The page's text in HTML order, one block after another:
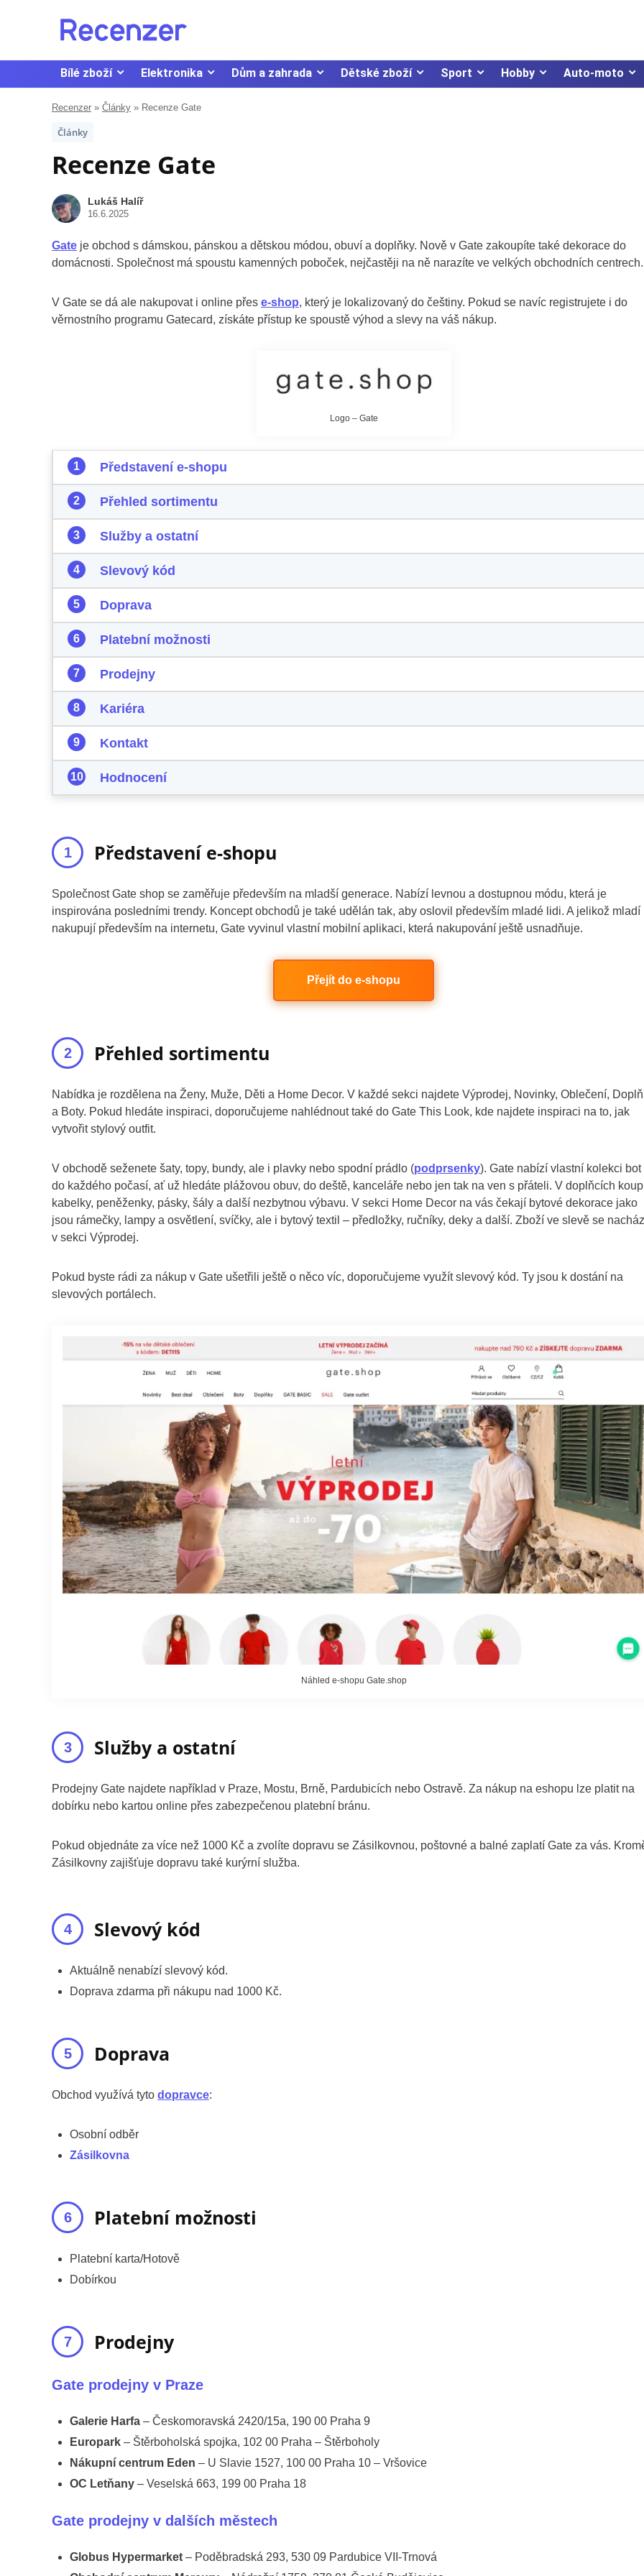
Bílé zboží Elektronika Dům a zahrada Dětské zboží Sport Hobby Auto-moto
Recenzer » Články » Recenze Gate
Články
Recenze Gate
Lukáš Halíř
16.6.2025
Gate je obchod s dámskou, pánskou a dětskou módou, obuví a doplňky. Nově v Gate zakoupíte také dekorace do
domácnosti. Společnost má spoustu kamenných poboček, nejčastěji na ně narazíte ve velkých obchodních centrech.
V Gate se dá ale nakupovat i online přes e-shop, který je lokalizovaný do češtiny. Pokud se navíc registrujete i do
věrnostního programu Gatecard, získáte přístup ke spoustě výhod a slevy na váš nákup.
Logo – Gate
Představení e-shopu
Přehled sortimentu
Služby a ostatní
Slevový kód
Doprava
Platební možnosti
Prodejny
Kariéra
Kontakt
Hodnocení
Představení e-shopu
Společnost Gate shop se zaměřuje především na mladší generace. Nabízí levnou a dostupnou módu, která je
inspirována posledními trendy. Koncept obchodů je také udělán tak, aby oslovil především mladé lidi. A jelikož mladí
nakupují především na internetu, Gate vyvinul vlastní mobilní aplikaci, která nakupování ještě usnadňuje.
Přejít do e-shopu
Přehled sortimentu
Nabídka je rozdělena na Ženy, Muže, Děti a Home Decor. V každé sekci najdete Výprodej, Novinky, Oblečení,
a Boty. Pokud hledáte inspiraci, doporučujeme nahlédnout také do Gate This Look, kde najdete inspiraci na to, jak
vytvořit stylový outfit.
V obchodě seženete šaty, topy, bundy, ale i plavky nebo spodní prádlo (podprsenky). Gate nabízí vlastní kolekci bot
do každého počasí, ať už hledáte plážovou obuv, do deště, kanceláře nebo jen tak na ven s přáteli. V doplňcích
kabelky, peněženky, pásky, šály a další nezbytnou výbavu. V sekci Home Decor na vás čekají bytové dekorace jako
jsou rámečky, lampy a osvětlení, svíčky, ale i bytový textil – předložky, ručníky, deky a další. Zboží ve slevě se
v sekci Výprodej.
Pokud byste rádi za nákup v Gate ušetřili ještě o něco víc, doporučujeme využít slevový kód. Ty jsou k dostání na
slevových portálech.
Náhled e-shopu Gate.shop
Služby a ostatní
Prodejny Gate najdete například v Praze, Mostu, Brně, Pardubicích nebo Ostravě. Za nákup na eshopu lze platit na
dobírku nebo kartou online přes zabezpečenou platební bránu.
Pokud objednáte za více než 1000 Kč a zvolíte dopravu se Zásilkovnou, poštovné a balné zaplatí Gate za vás.
Zásilkovny zajišťuje dopravu také kurýrní služba.
Slevový kód
Aktuálně nenabízí slevový kód.
Doprava zdarma při nákupu nad 1000 Kč.
Doprava
Obchod využívá tyto dopravce:
Osobní odběr
Zásilkovna
Platební možnosti
Platební karta/Hotově
Dobírkou
Prodejny
Gate prodejny v Praze
Galerie Harfa – Českomoravská 2420/15a, 190 00 Praha 9
Europark – Štěrboholská spojka, 102 00 Praha – Štěrboholy
Nákupní centrum Eden – U Slavie 1527, 100 00 Praha 10 – Vršovice
OC Letňany – Veselská 663, 199 00 Praha 18
Gate prodejny v dalších městech
Globus Hypermarket – Poděbradská 293, 530 09 Pardubice VII-Trnová